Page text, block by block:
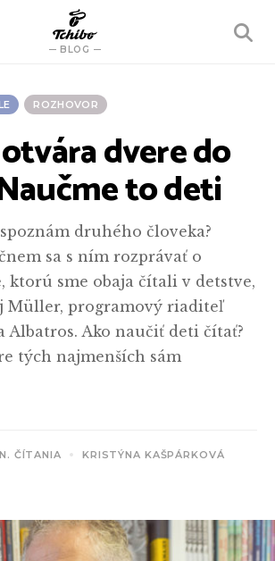
BLOG
VYHĽADÁVANIE
ROZHOVOR
dvere do
to deti
druhého človeka?
sa s ním rozprávať o
ktorú sme obaja čítali v detstve,
Müller, programový riaditeľ
Albatros. Ako naučiť deti čítať?
tých najmenších sám
ČÍTANIA KRISTÝNA KAŠPÁRKOVÁ